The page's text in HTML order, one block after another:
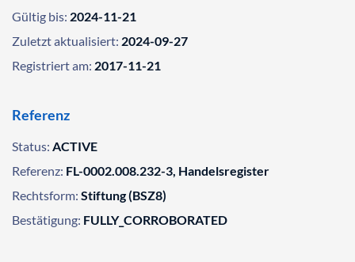
Gültig bis: 2024-11-21
Zuletzt aktualisiert: 2024-09-27
Registriert am: 2017-11-21
Referenz
Status: ACTIVE
Referenz: FL-0002.008.232-3, Handelsregister
Rechtsform: Stiftung (BSZ8)
Bestätigung: FULLY_CORROBORATED